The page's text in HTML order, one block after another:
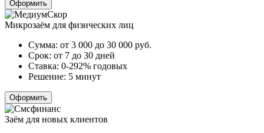
Оформить
Микрозаём для физических лиц
Сумма: от 3 000 до 30 000 руб.
Срок: от 7 до 30 дней
Ставка: 0-292% годовых
Решение: 5 минут
Оформить
Заём для новых клиентов